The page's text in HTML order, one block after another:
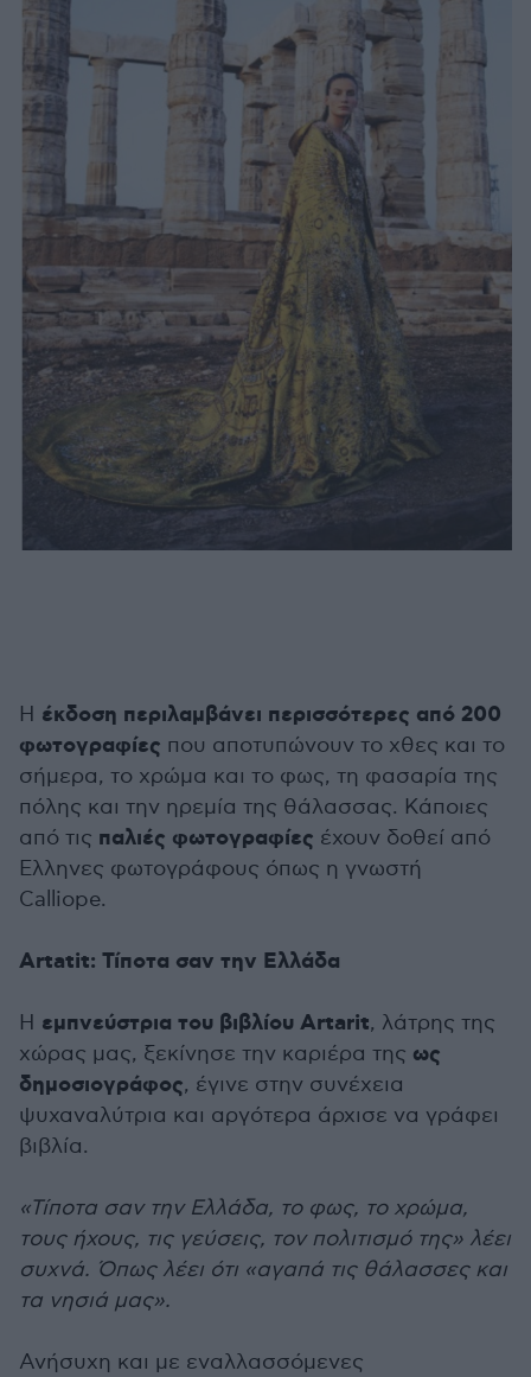
Η έκδοση περιλαμβάνει περισσότερες από 200
φωτογραφίες που αποτυπώνουν το χθες και το
σήμερα, το χρώμα και το φως, τη φασαρία της
πόλης και την ηρεμία της θάλασσας. Κάποιες
από τις παλιές φωτογραφίες έχουν δοθεί από
Ελληνες φωτογράφους όπως η γνωστή
Calliope.
Artatit: Τίποτα σαν την Ελλάδα
H εμπνεύστρια του βιβλίου Artarit, λάτρης της
χώρας μας, ξεκίνησε την καριέρα της ως
δημοσιογράφος, έγινε στην συνέχεια
ψυχαναλύτρια και αργότερα άρχισε να γράφει
βιβλία.
«Τίποτα σαν την Ελλάδα, το φως, το χρώμα,
τους ήχους, τις γεύσεις, τον πολιτισμό της» λέει
συχνά. Όπως λέει ότι «αγαπά τις θάλασσες και
τα νησιά μας».
Ανήσυχη και με εναλλασσόμενες